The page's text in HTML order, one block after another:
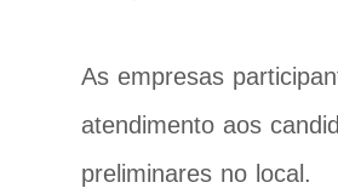
As empresas
atendimento aos
preliminares no local.